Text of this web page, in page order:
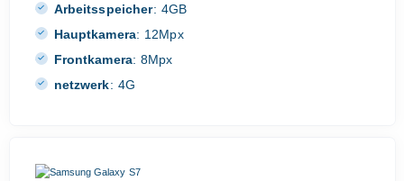
Arbeitsspeicher: 4GB
Hauptkamera: 12Mpx
Frontkamera: 8Mpx
netzwerk: 4G